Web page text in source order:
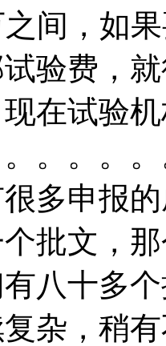
间，如
验费，
在试验
。。。
多申报
批文，
八十多
杂，稍